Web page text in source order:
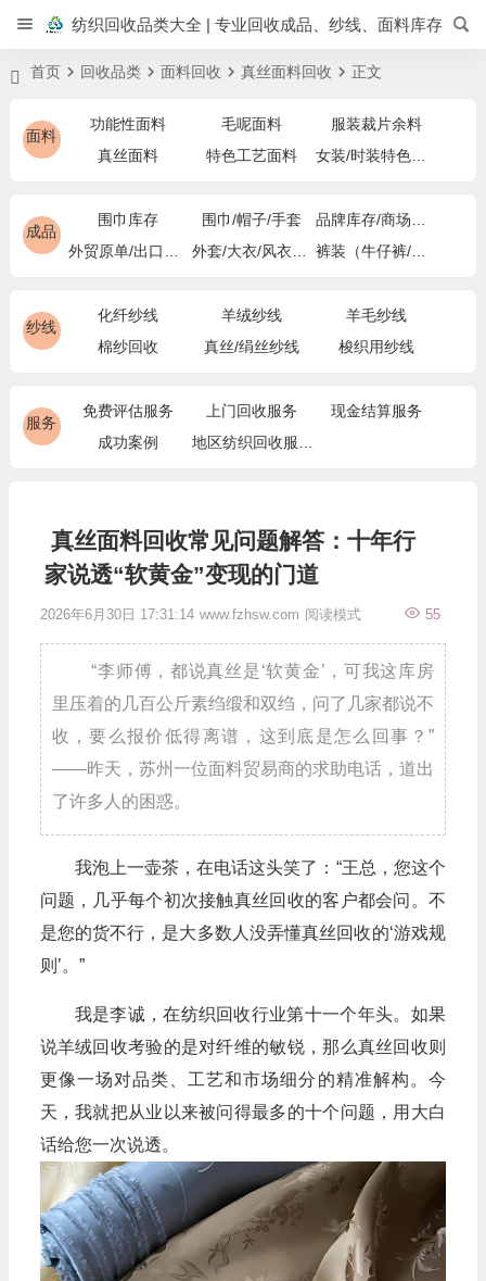
纺织回收品类大全 | 专业回收成品、纱线、面料库存
首页 回收品类 面料回收 真丝面料回收 正文
面料
功能性面料 毛呢面料
服装裁片余料
真丝面料
特色工艺面料
成品
围巾库存 围巾/帽子/手套
纱线
化纤纱线 羊绒纱线
羊毛纱线
棉纱回收
真丝/绢丝纱线 梭织用纱线
服务
免费评估服务 上门回收服务
现金结算服务
成功案例
真丝面料回收常见问题解答：十年行
家说透“软黄金”变现的门道
2026年6月30日 17:31:14 www.fzhsw.com 55
阅读模式
“李师傅，都说真丝是‘软黄金’，可我这库房
里压着的几百公斤素绉缎和双绉，问了几家都说不
收，要么报价低得离谱，这到底是怎么回事？”
——昨天，苏州一位面料贸易商的求助电话，道出
了许多人的困惑。
我泡上一壶茶，在电话这头笑了：“王总，您这个
问题，几乎每个初次接触真丝回收的客户都会问。不
是您的货不行，是大多数人没弄懂真丝回收的‘游戏规
则’。”
我是李诚，在纺织回收行业第十一个年头。如果
说羊绒回收考验的是对纤维的敏锐，那么真丝回收则
更像一场对品类、工艺和市场细分的精准解构。今
天，我就把从业以来被问得最多的十个问题，用大白
话给您一次说透。